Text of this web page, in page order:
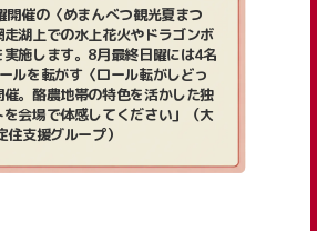
開催の〈めまんべつ観光夏まつ
走湖上での水上花火やドラゴンボ
実施します。8月最終日曜には4名
ルを転がす〈ロール転がしどっ
。酪農地帯の特色を活かした独
会場で体感してください」（大
住支援グループ）